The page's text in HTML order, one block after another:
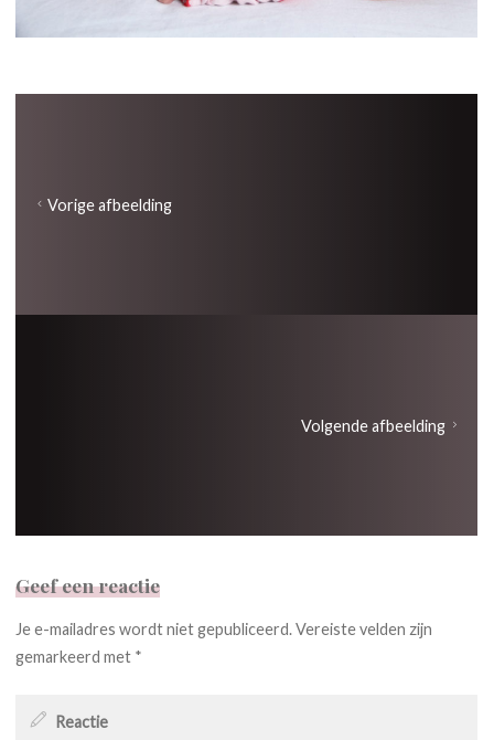
Vorige afbeelding
Volgende afbeelding
Geef een reactie
Je e-mailadres wordt niet gepubliceerd.Vereiste velden zijn
gemarkeerd met *